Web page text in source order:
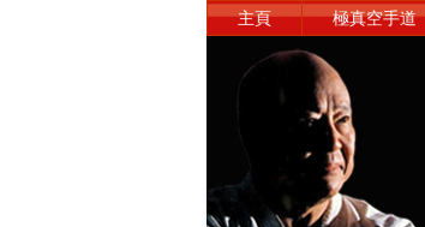
主頁 極真空手道